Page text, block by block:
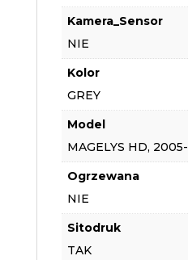
Kamera_Sensor
NIE
Kolor
GREY
Model
MAGELYS HD, 2005-
Ogrzewana
NIE
Sitodruk
TAK